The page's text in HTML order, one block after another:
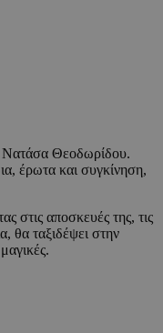
Νατάσα Θεοδωρίδου.
έρωτα και συγκίνηση,
στις αποσκευές της, τις
θα ταξιδέψει στην